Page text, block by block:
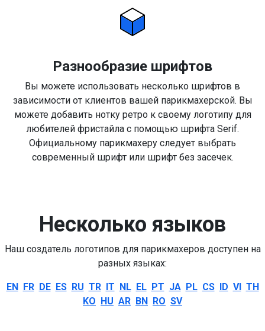
Разнообразие шрифтов
Вы можете использовать несколько шрифтов в
зависимости от клиентов вашей парикмахерской. Вы
можете добавить нотку ретро к своему логотипу для
любителей фристайла с помощью шрифта Serif.
Официальному парикмахеру следует выбрать
современный шрифт или шрифт без засечек.
Несколько языков
Наш создатель логотипов для парикмахеров доступен на
разных языках:
EN FR DE ES RU TR IT NL EL PT JA PL CS ID VI TH
KO HU AR BN RO SV